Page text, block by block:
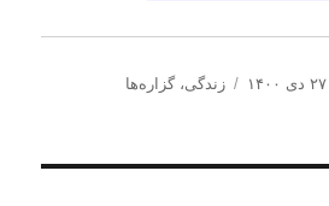
ا۲۷ دی ۱۴۰۰
دزندگی،گزاره‌ها